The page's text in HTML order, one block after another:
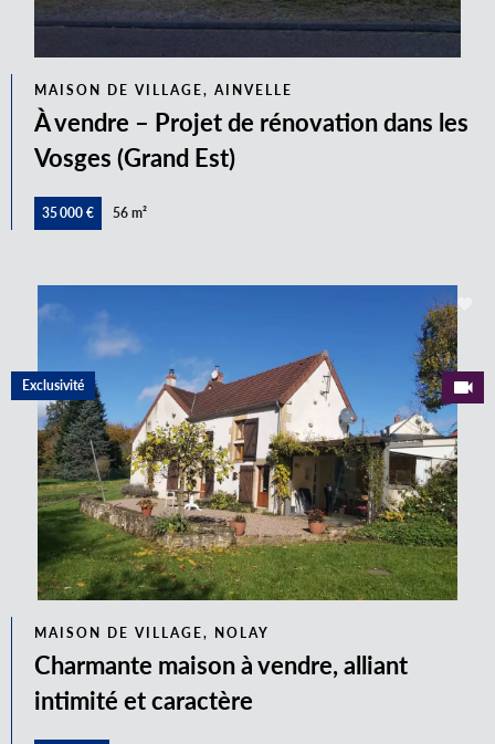
MAISON DE VILLAGE, AINVELLE
À vendre – Projet de rénovation dans les
Vosges (Grand Est)
35 000 € 56 m²
MAISON DE VILLAGE, NOLAY
Charmante maison à vendre, alliant
intimité et caractère
Exclusivité